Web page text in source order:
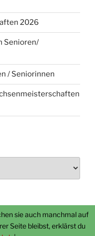
2026
Senioren/
/ Seniorinnen
WordPress
sie auch manchmal auf
Seite bleibst, erklärst du